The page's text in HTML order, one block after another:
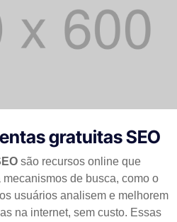
gratuitas SEO
são recursos online que
de busca, como o
usuários analisem e melhorem
na internet, sem custo. Essas